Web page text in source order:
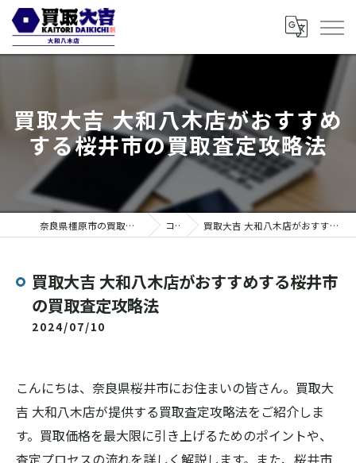
買取大吉 大和八木店がおすすめ
する桜井市の買取査定攻略法
奈良県橿原市の買取なら買取大吉 大和八木店 コラム 買取大吉 大和八木店がおすすめする桜井市の買取査定攻略法
買取大吉 大和八木店がおすすめする桜井市
の買取査定攻略法
2024/07/10
こんにちは、奈良県桜井市にお住まいの皆さん。買取大
吉 大和八木店が提供する買取査定攻略法をご紹介しま
す。買取価格を最大限に引き上げるためのポイントや、
査定プロセスの流れを詳しく解説します。また、桜井市